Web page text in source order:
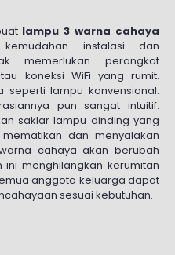
lampu 3 warna cahaya
instalasi dan
memerlukan perangkat
koneksi WiFi yang rumit.
seperti lampu konvensional.
pun sangat intuitif.
saklar lampu dinding yang
dan menyalakan
cahaya akan berubah
menghilangkan kerumitan
anggota keluarga dapat
sesuai kebutuhan.